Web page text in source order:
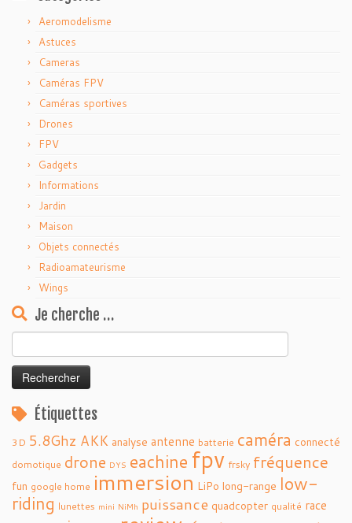
Aeromodelisme
Astuces
Cameras
Caméras FPV
Caméras sportives
Drones
FPV
Gadgets
Informations
Jardin
Maison
Objets connectés
Radioamateurisme
Wings
Je cherche …
Étiquettes
3D 5.8Ghz AKK analyse antenne batterie caméra connecté
domotique drone DYS eachine fpv frsky fréquence
fun google home immersion LiPo long-range low-
riding lunettes mini NiMh puissance quadcopter qualité race